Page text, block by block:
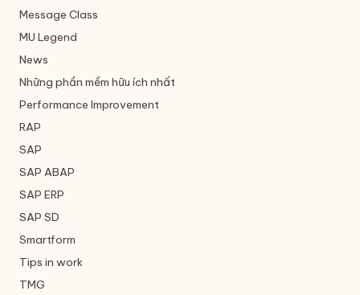
Message Class
MU Legend
News
Những phần mềm hữu ích nhất
Performance Improvement
RAP
SAP
SAP ABAP
SAP ERP
SAP SD
Smartform
Tips in work
TMG